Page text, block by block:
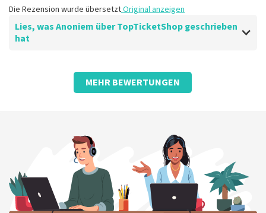
Die Rezension wurde übersetztOriginal anzeigen
Lies, was Anoniem über TopTicketShop geschrieben
hat
Bewertung von Anoniem überTopTicketShop
Gut gepflegt und kundenfreundlich
MEHR BEWERTUNGEN